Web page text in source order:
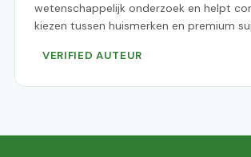
wetenschappelijk onderzoek en helpt
kiezen tussen huismerken en premium
VERIFIED AUTEUR